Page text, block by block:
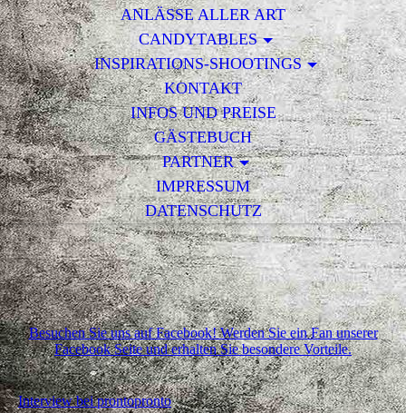
ANLÄSSE ALLER ART
CANDYTABLES
INSPIRATIONS-SHOOTINGS
KONTAKT
INFOS UND PREISE
GÄSTEBUCH
PARTNER
IMPRESSUM
DATENSCHUTZ
Besuchen Sie uns auf Facebook! Werden Sie ein Fan unserer
Facebook Seite und erhalten Sie besondere Vorteile.
Interview bei prontopronto